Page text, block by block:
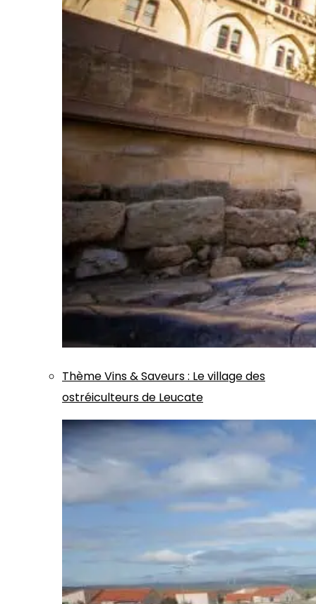
ThèmeVins & Saveurs: Le village des
ostréiculteurs de Leucate